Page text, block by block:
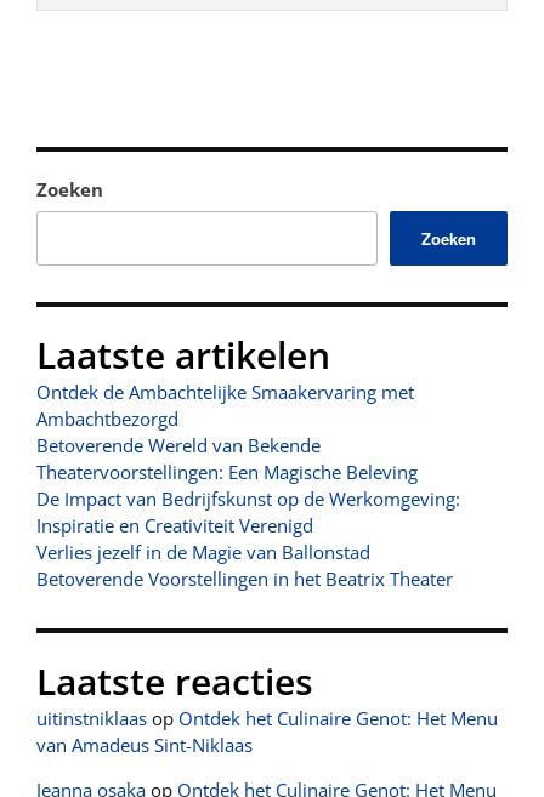
Zoeken
Zoeken
Laatste artikelen
Ontdek de Ambachtelijke Smaakervaring met
Ambachtbezorgd
Betoverende Wereld van Bekende
Theatervoorstellingen: Een Magische Beleving
De Impact van Bedrijfskunst op de Werkomgeving:
Inspiratie en Creativiteit Verenigd
Verlies jezelf in de Magie van Ballonstad
Betoverende Voorstellingen in het Beatrix Theater
Laatste reacties
uitinstniklaas op Ontdek het Culinaire Genot: Het Menu
van Amadeus Sint-Niklaas
Jeanna osaka op Ontdek het Culinaire Genot: Het Menu